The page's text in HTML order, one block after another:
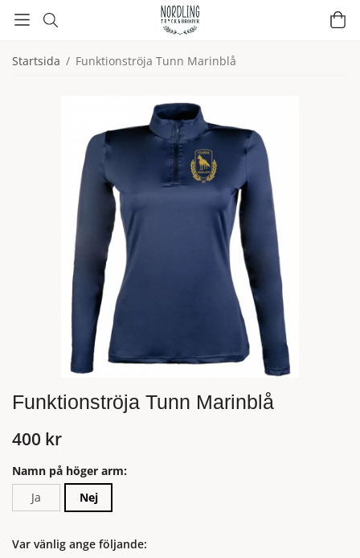
Startsida / Funktionströja Tunn Marinblå
Funktionströja Tunn Marinblå
400 kr
Namn på höger arm:
Ja
Nej
Var vänlig ange följande: